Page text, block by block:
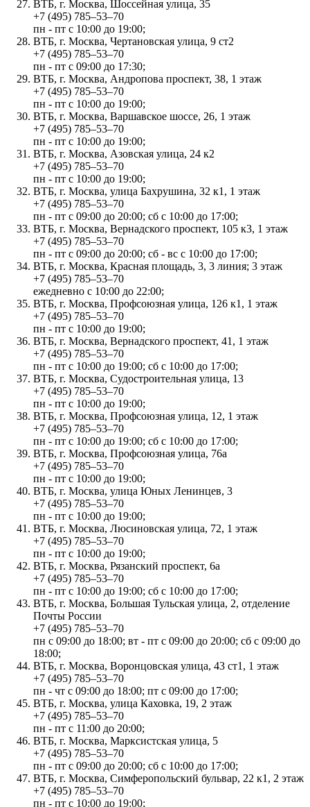
ВТБ, г. Москва, Шоссейная улица, 35
+7 (495) 785‒53‒70
пн - пт с 10:00 до 19:00;
ВТБ, г. Москва, Чертановская улица, 9 ст2
+7 (495) 785‒53‒70
пн - пт с 09:00 до 17:30;
ВТБ, г. Москва, Андропова проспект, 38, 1 этаж
+7 (495) 785‒53‒70
пн - пт с 10:00 до 19:00;
ВТБ, г. Москва, Варшавское шоссе, 26, 1 этаж
+7 (495) 785‒53‒70
пн - пт с 10:00 до 19:00;
ВТБ, г. Москва, Азовская улица, 24 к2
+7 (495) 785‒53‒70
пн - пт с 10:00 до 19:00;
ВТБ, г. Москва, улица Бахрушина, 32 к1, 1 этаж
+7 (495) 785‒53‒70
пн - пт с 09:00 до 20:00; сб с 10:00 до 17:00;
ВТБ, г. Москва, Вернадского проспект, 105 к3, 1 этаж
+7 (495) 785‒53‒70
пн - пт с 09:00 до 20:00; сб - вс с 10:00 до 17:00;
ВТБ, г. Москва, Красная площадь, 3, 3 линия; 3 этаж
+7 (495) 785‒53‒70
ежедневно с 10:00 до 22:00;
ВТБ, г. Москва, Профсоюзная улица, 126 к1, 1 этаж
+7 (495) 785‒53‒70
пн - пт с 10:00 до 19:00;
ВТБ, г. Москва, Вернадского проспект, 41, 1 этаж
+7 (495) 785‒53‒70
пн - пт с 10:00 до 19:00; сб с 10:00 до 17:00;
ВТБ, г. Москва, Судостроительная улица, 13
+7 (495) 785‒53‒70
пн - пт с 10:00 до 19:00;
ВТБ, г. Москва, Профсоюзная улица, 12, 1 этаж
+7 (495) 785‒53‒70
пн - пт с 10:00 до 19:00; сб с 10:00 до 17:00;
ВТБ, г. Москва, Профсоюзная улица, 76а
+7 (495) 785‒53‒70
пн - пт с 10:00 до 19:00;
ВТБ, г. Москва, улица Юных Ленинцев, 3
+7 (495) 785‒53‒70
пн - пт с 10:00 до 19:00;
ВТБ, г. Москва, Люсиновская улица, 72, 1 этаж
+7 (495) 785‒53‒70
пн - пт с 10:00 до 19:00;
ВТБ, г. Москва, Рязанский проспект, 6а
+7 (495) 785‒53‒70
пн - пт с 10:00 до 19:00; сб с 10:00 до 17:00;
ВТБ, г. Москва, Большая Тульская улица, 2, отделение
Почты России
+7 (495) 785‒53‒70
пн с 09:00 до 18:00; вт - пт с 09:00 до 20:00; сб с 09:00 до
18:00;
ВТБ, г. Москва, Воронцовская улица, 43 ст1, 1 этаж
+7 (495) 785‒53‒70
пн - чт с 09:00 до 18:00; пт с 09:00 до 17:00;
ВТБ, г. Москва, улица Каховка, 19, 2 этаж
+7 (495) 785‒53‒70
пн - пт с 11:00 до 20:00;
ВТБ, г. Москва, Марксистская улица, 5
+7 (495) 785‒53‒70
пн - пт с 09:00 до 20:00; сб с 10:00 до 17:00;
ВТБ, г. Москва, Симферопольский бульвар, 22 к1, 2 этаж
+7 (495) 785‒53‒70
пн - пт с 10:00 до 19:00;